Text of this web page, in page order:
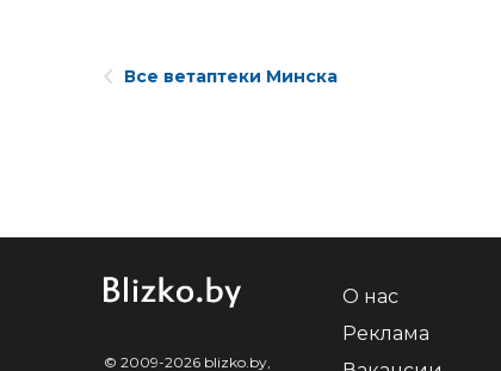
Все ветаптеки Минска
© 2009-2026 blizko.by,
О нас
Реклама